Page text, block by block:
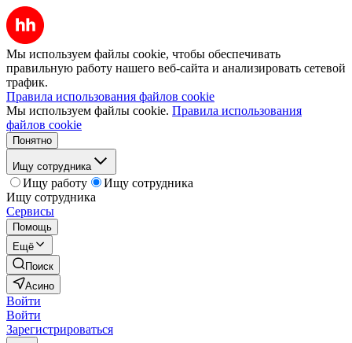
Мы используем файлы cookie, чтобы обеспечивать
правильную работу нашего веб-сайта и анализировать сетевой
трафик.
Правила использования файлов cookie
Мы используем файлы cookie. Правила использования
файлов cookie
Понятно
Ищу сотрудника
Ищу работу
Ищу сотрудника
Ищу сотрудника
Сервисы
Помощь
Ещё
Поиск
Асино
Войти
Войти
Зарегистрироваться